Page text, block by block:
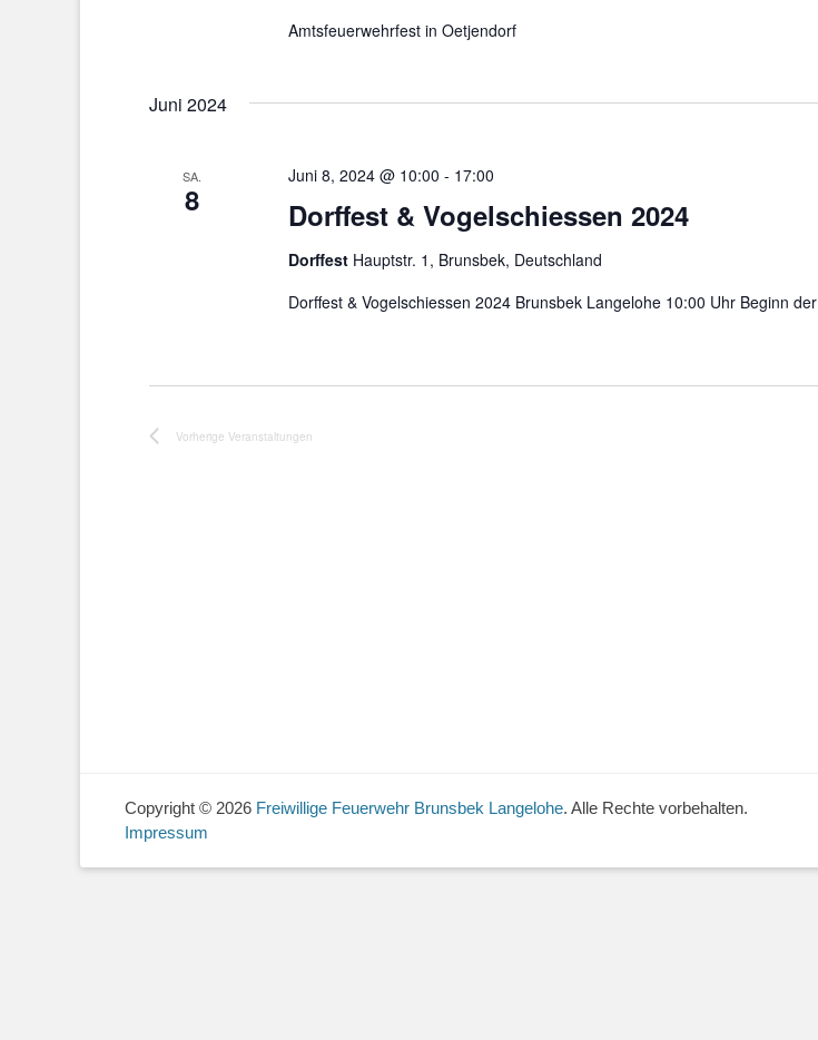
Amtsfeuerwehrfest in Oetjendorf
Juni 2024
SA.
8 Dorffest & Vogelschiessen 2024
Juni 8, 2024 @ 10:00 - 17:00
Dorffest Hauptstr. 1, Brunsbek, Deutschland
Dorffest & Vogelschiessen 2024 Brunsbek Langelohe 10:00 Uhr Beginn der
Vorherige Veranstaltungen
Copyright © 2026 Freiwillige Feuerwehr Brunsbek Langelohe. Alle Rechte vorbehalten.
Impressum